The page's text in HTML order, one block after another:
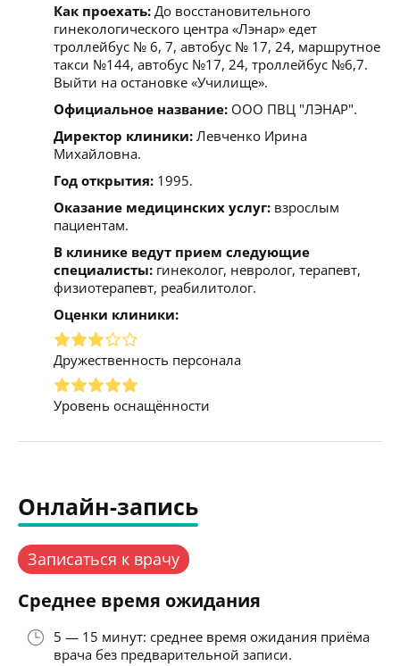
Как проехать: До восстановительного
гинекологического центра «Лэнар» едет
троллейбус № 6, 7, автобус № 17, 24, маршрутное
такси №144, автобус №17, 24, троллейбус №6,7.
Выйти на остановке «Училище».
Официальное название: ООО ПВЦ "ЛЭНАР".
Директор клиники: Левченко Ирина
Михайловна.
Год открытия: 1995.
Оказание медицинских услуг: взрослым
пациентам.
В клинике ведут прием следующие
специалисты: гинеколог, невролог, терапевт,
физиотерапевт, реабилитолог.
Оценки клиники:
Дружественность персонала
Уровень оснащённости
Онлайн-запись
Записаться к врачу
Среднее время ожидания
5 — 15 минут: среднее время ожидания приёма
врача без предварительной записи.